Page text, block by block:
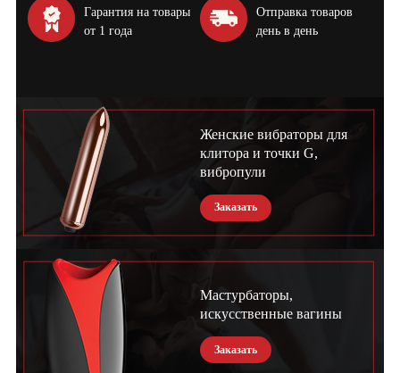
Гарантия на товары
от 1 года
Отправка товаров
день в день
Женские вибраторы для
клитора и точки G,
вибропули
Заказать
Мастурбаторы,
искусственные вагины
Заказать